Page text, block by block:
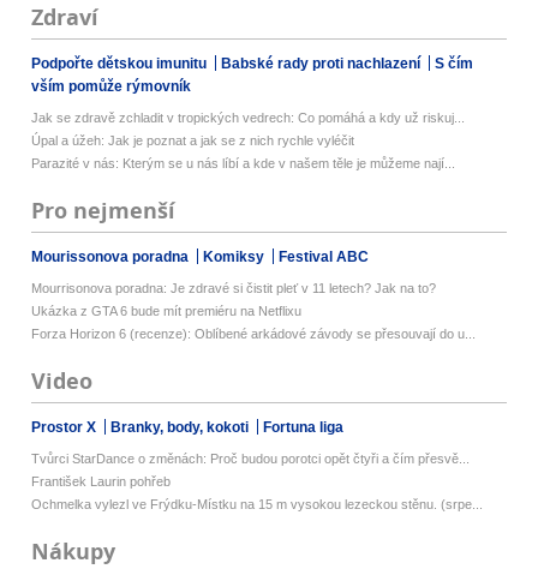
Zdraví
Podpořte dětskou imunitu Babské rady proti nachlazení
S čím
vším pomůže rýmovník
Jak se zdravě zchladit v tropických vedrech: Co pomáhá a kdy už riskuj...
Úpal a úžeh: Jak je poznat a jak se z nich rychle vyléčit
Parazité v nás: Kterým se u nás líbí a kde v našem těle je můžeme nají...
Pro nejmenší
Mourissonova poradna Komiksy Festival ABC
Mourrisonova poradna: Je zdravé si čistit pleť v 11 letech? Jak na to?
Ukázka z GTA 6 bude mít premiéru na Netflixu
Forza Horizon 6 (recenze): Oblíbené arkádové závody se přesouvají do u...
Video
Prostor X Branky, body, kokoti Fortuna liga
Tvůrci StarDance o změnách: Proč budou porotci opět čtyři a čím přesvě...
František Laurin pohřeb
Ochmelka vylezl ve Frýdku-Místku na 15 m vysokou lezeckou stěnu. (srpe...
Nákupy